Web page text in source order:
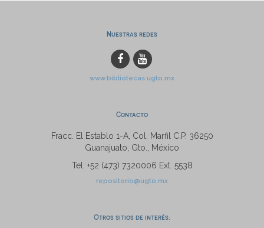
Nuestras redes
www.bibliotecas.ugto.mx
Contacto
Fracc. El Establo 1-A, Col. Marfil C.P. 36250
Guanajuato, Gto., México
Tel: +52 (473) 7320006 Ext. 5538
repositorio@ugto.mx
Otros sitios de interés: